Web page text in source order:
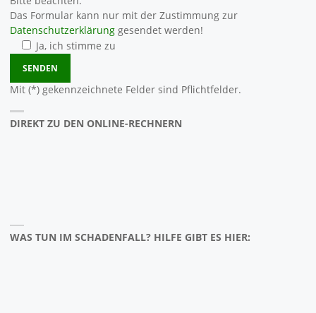
Das Formular kann nur mit der Zustimmung zur
Datenschutzerklärunggesendet werden!
Ja, ich stimme zu
Mit (*) gekennzeichnete Felder sind Pflichtfelder.
DIREKT ZU DEN ONLINE-RECHNERN
WAS TUN IM SCHADENFALL? HILFE GIBT ES HIER: